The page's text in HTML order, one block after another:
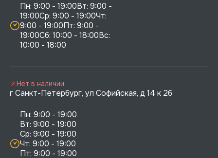
Пн: 9:00 - 19:00Вт: 9:00 -
19:00Ср: 9:00 - 19:00Чт:
9:00 - 19:00Пт: 9:00 -
19:00Сб: 10:00 - 18:00Вс:
10:00 - 18:00
г Санкт-Петербург, ул Софийская, д 14 к 2б
Пн: 9:00 - 19:00
Вт: 9:00 - 19:00
Ср: 9:00 - 19:00
Чт: 9:00 - 19:00
Пт: 9:00 - 19:00
Нет в наличии